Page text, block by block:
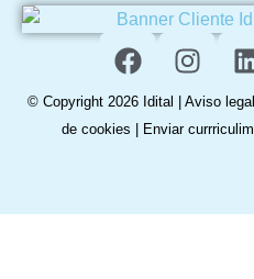
© Copyright 2026 Idital | Aviso legal
de cookies
Enviar currriculim